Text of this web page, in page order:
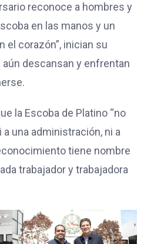
reconoce a hombres y
en las manos y un
corazón”, inician su
descansan y enfrentan
la Escoba de Platino “no
una administración, ni a
tiene nombre
trabajador y trabajadora